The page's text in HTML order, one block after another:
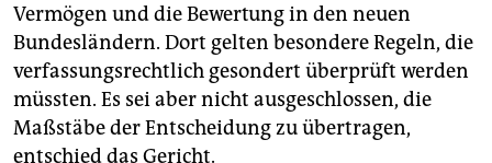
Vermögen und die Bewertung in den neuen
Bundesländern. Dort gelten besondere Regeln, die
verfassungsrechtlich gesondert überprüft werden
müssten. Es sei aber nicht ausgeschlossen, die
Maßstäbe der Entscheidung zu übertragen,
entschied das Gericht.